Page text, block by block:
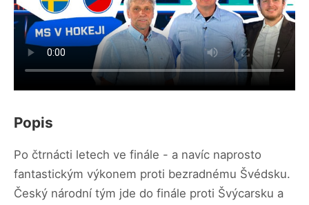
Popis
Po čtrnácti letech ve finále - a navíc naprosto
fantastickým výkonem proti bezradnému Švédsku.
Český národní tým jde do finále proti Švýcarsku a